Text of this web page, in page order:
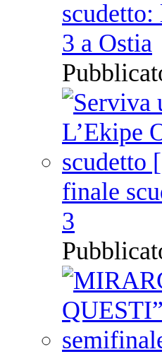
3 a Ostia
finale
3